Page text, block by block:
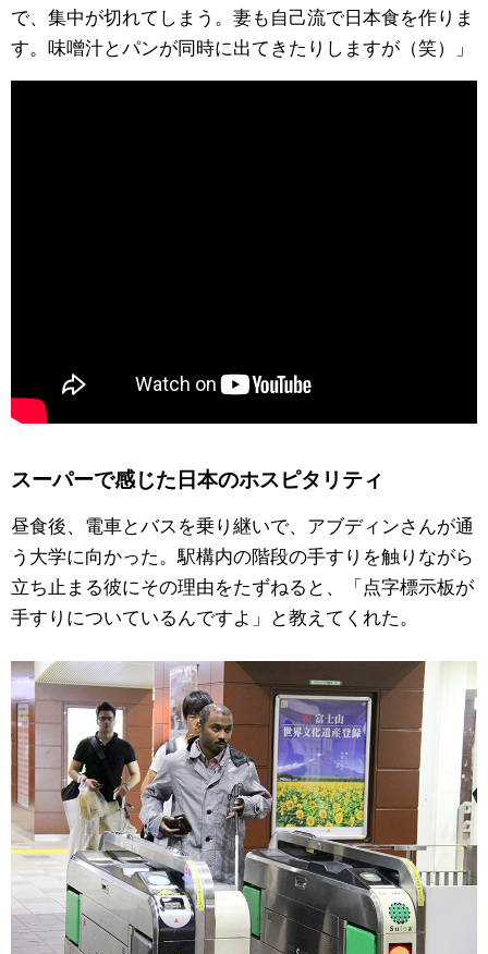
で、集中が切れてしまう。妻も自己流で日本食を作りま
す。味噌汁とパンが同時に出てきたりしますが（笑）」
スーパーで感じた日本のホスピタリティ
昼食後、電車とバスを乗り継いで、アブディンさんが通
う大学に向かった。駅構内の階段の手すりを触りながら
立ち止まる彼にその理由をたずねると、「点字標示板が
手すりについているんですよ」と教えてくれた。